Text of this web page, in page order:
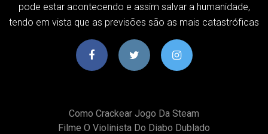
pode estar acontecendo e assim salvar a humanidade,
tendo em vista que as previsões são as mais catastróficas
Como Crackear Jogo Da Steam
Filme O Violinista Do Diabo Dublado